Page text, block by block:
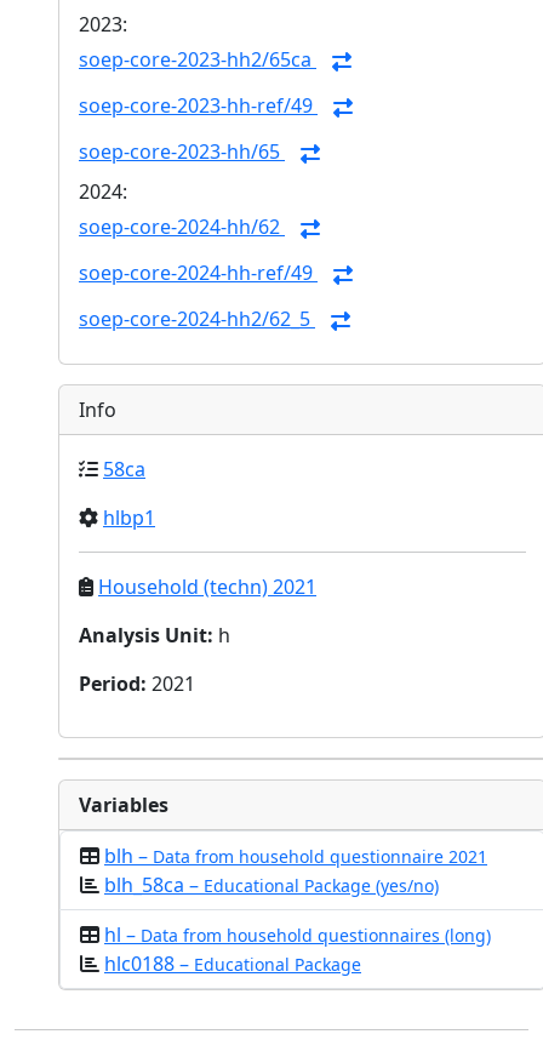
2023:
soep-core-2023-hh2/65ca
soep-core-2023-hh-ref/49
soep-core-2023-hh/65
2024:
soep-core-2024-hh/62
soep-core-2024-hh-ref/49
soep-core-2024-hh2/62_5
Info
58ca
hlbp1
Household (techn) 2021
Analysis Unit: h
Period: 2021
Variables
blh – Data from household questionnaire 2021
blh_58ca – Educational Package (yes/no)
hl – Data from household questionnaires (long)
hlc0188 – Educational Package